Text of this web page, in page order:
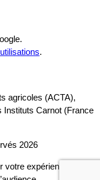
.
agricoles (ACTA),
Instituts Carnot (France
2026
expérience